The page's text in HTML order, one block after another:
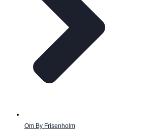
Om By Frisenholm